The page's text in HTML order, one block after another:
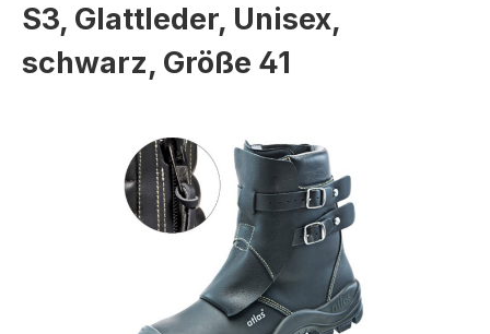
S3, Glattleder, Unisex,
schwarz, Größe 41
Bildergalerie überspringen